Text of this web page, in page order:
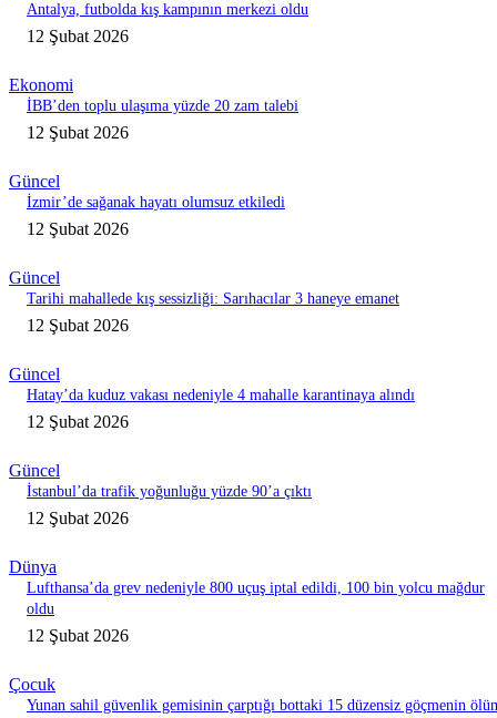
Antalya, futbolda kış kampının merkezi oldu
12 Şubat 2026
Ekonomi
İBB’den toplu ulaşıma yüzde 20 zam talebi
12 Şubat 2026
Güncel
İzmir’de sağanak hayatı olumsuz etkiledi
12 Şubat 2026
Güncel
Tarihi mahallede kış sessizliği: Sarıhacılar 3 haneye emanet
12 Şubat 2026
Güncel
Hatay’da kuduz vakası nedeniyle 4 mahalle karantinaya alındı
12 Şubat 2026
Güncel
İstanbul’da trafik yoğunluğu yüzde 90’a çıktı
12 Şubat 2026
Dünya
Lufthansa’da grev nedeniyle 800 uçuş iptal edildi, 100 bin yolcu mağdur
oldu
12 Şubat 2026
Çocuk
Yunan sahil güvenlik gemisinin çarptığı bottaki 15 düzensiz göçmenin